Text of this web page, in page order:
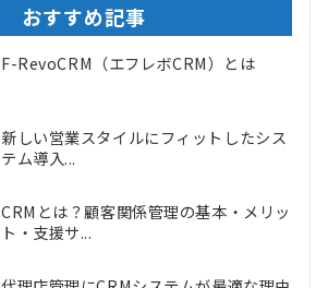
おすすめ記事
F-RevoCRM（エフレボCRM）とは
新しい営業スタイルにフィットしたシス
テム導入...
CRMとは？顧客関係管理の基本・メリッ
ト・支援サ...